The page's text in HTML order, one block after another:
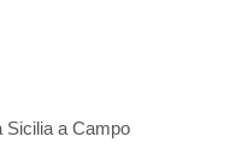
Sicilia a Campo